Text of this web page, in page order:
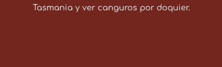
Tasmania y ver canguros por doquier.